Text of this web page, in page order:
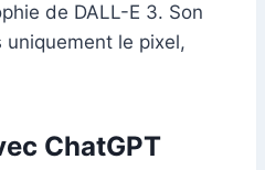
de DALL-E 3. Son
uniquement le pixel,
ChatGPT